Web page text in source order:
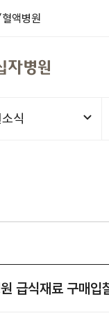
혈액병원
식
급식재료 구매입